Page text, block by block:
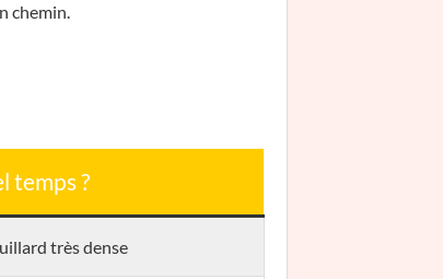
chemin.
temps ?
très dense